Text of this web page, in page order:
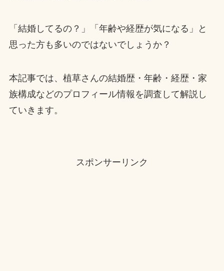
「結婚してるの？」「年齢や経歴が気になる」と
思った方も多いのではないでしょうか？
本記事では、植草さんの結婚歴・年齢・経歴・家
族構成などのプロフィール情報を調査して解説し
ていきます。
スポンサーリンク